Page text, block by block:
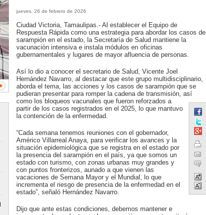
jueves, 26 de febrero de 2026
Ciudad Victoria, Tamaulipas.- Al establecer el Equipo de
Respuesta Rápida como una estrategia para abordar los casos de
sarampión en el estado, la Secretaría de Salud mantiene la
vacunación intensiva e instala módulos en oficinas
gubernamentales y lugares de mayor afluencia de personas.
Así lo dio a conocer el secretario de Salud, Vicente Joel
Hernández Navarro, al destacar que este grupo multidisciplinario,
aborda el tema, las acciones y los casos de sarampión que se
pudieran presentar para romper la cadena de transmisión, así
como los bloqueos vacunales que fueron reforzados a
partir de los casos registrados en el 2025, lo que mantuvo
la contención de la enfermedad.
“Cada semana tenemos reuniones con el gobernador,
Américo Villarreal Anaya, para verificar los avances y la
situación epidemiológica que se registra en el estado por
la presencia del sarampión en el país, ya que somos un
estado con turismo, con zonas urbanas muy grandes y
con puntos fronterizos, aunado a que vienen las
vacaciones de Semana Mayor y el Mundial, lo que
incrementa el riesgo de presencia de la enfermedad en el
estado”, señaló Hernández Navarro.
Dijo que ante estas condiciones, debemos mantener e